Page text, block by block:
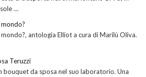
…
antologia Elliot a cura di Marilù Oliva.
Teruzzi
bouquet da sposa nel suo laboratorio. Una